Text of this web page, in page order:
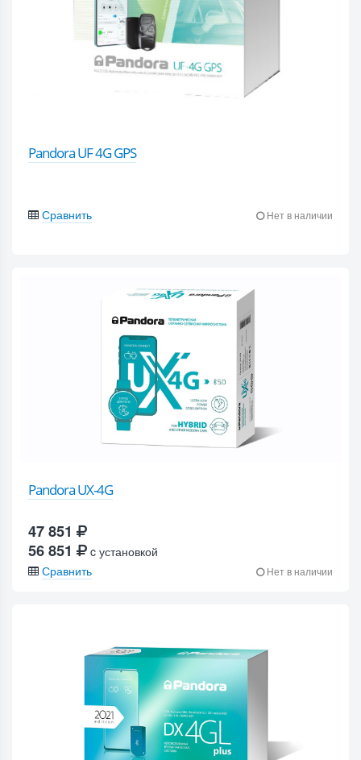
Pandora UF 4G GPS
Сравнить Нет в наличии
Pandora UX-4G
47 851
56 851
c установкой
Сравнить
Нет в наличии